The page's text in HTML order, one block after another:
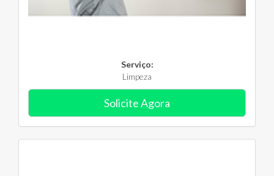
Serviço:
Limpeza
Solicite Agora